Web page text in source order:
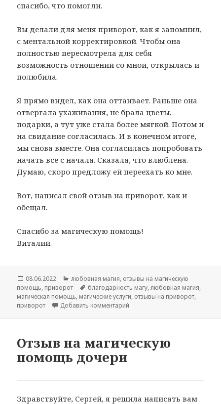
спасибо, что помогли.
Вы делали для меня приворот, как я запомнил,
с ментальной корректировкой. Чтобы она
полностью пересмотрела для себя
возможность отношений со мной, открылась и
полюбила.
Я прямо видел, как она оттаивает. Раньше она
отвергала ухаживания, не брала цветы,
подарки, а тут уже стала более мягкой. Потом и
на свидание согласилась. И в конечном итоге,
мы снова вместе. Она согласилась попробовать
начать все с начала. Сказала, что влюблена.
Думаю, скоро предложу ей переехать ко мне.
Вот, написал свой отзыв на приворот, как и
обещал.
Спасибо за магическую помощь!
Виталий.
Опубликовано
08.06.2022 Рубрики
любовная магия, отзывы на магическую
помощь, приворот Метки
благодарность магу,любовная магия,
магическая помощь, магические услуги, отзывы на приворот,
приворот
Добавить комментарий
Отзыв на магическую
помощь дочери
Здравствуйте, Сергей, я решила написать вам